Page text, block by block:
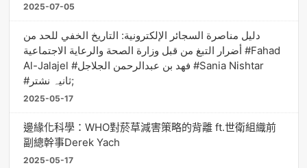
2025-07-05
دليل مناصرة السجائر الإلكترونية: التاريخ الخفي للحد من
أضرار التبغ من قبل وزارة الصحة والرعاية الاجتماعية #Fahad
Al-Jalajel #فهد بن عبدالرحمن الجلاجل #Sania Nishtar
#ثانیہ نشتر;
2025-05-17
邊緣化科學：WHO對菸草減害策略的背離 ft.世衛組織前
副總幹事Derek Yach
2025-05-17